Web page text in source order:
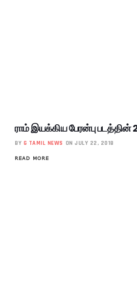
ராம் இயக்கிய பேரன்பு படத்தின்
BY G TAMIL NEWS ON JULY 22, 2018
READ MORE